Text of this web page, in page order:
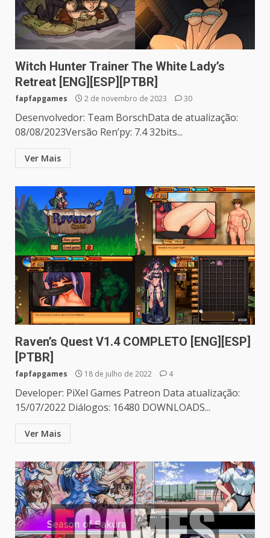
Witch Hunter Trainer The White Lady’s
Retreat [ENG][ESP][PTBR]
fapfapgames 2 de novembro de 2023 30
Desenvolvedor: Team BorschData de atualização:
08/08/2023Versão Ren’py: 7.4 32bits...
Ver Mais
Raven’s Quest V1.4 COMPLETO [ENG][ESP]
[PTBR]
fapfapgames 18 de julho de 2022 4
Developer: PiXel Games Patreon Data atualização:
15/07/2022 Diálogos: 16480 DOWNLOADS...
Ver Mais